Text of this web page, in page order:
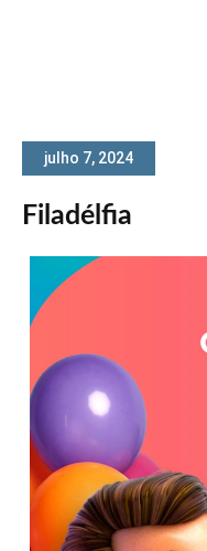
julho 7, 2024
Filadélfia